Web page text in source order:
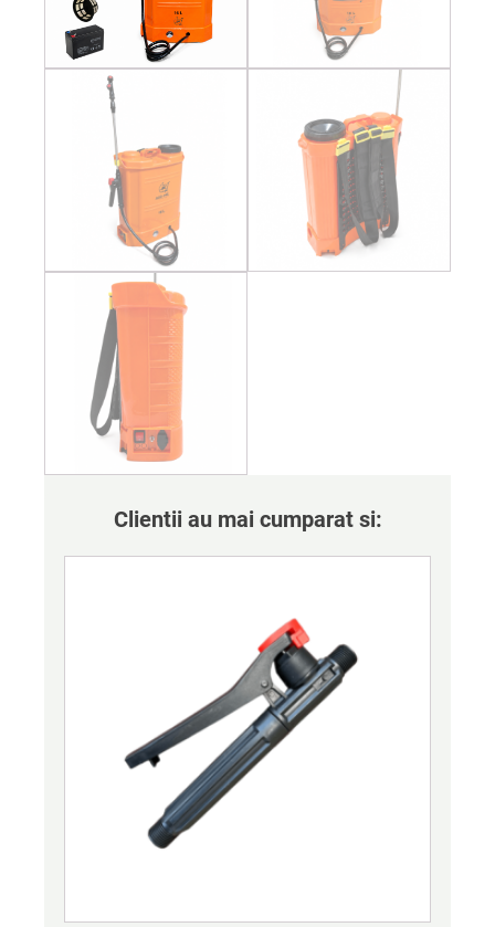
Clientii au mai cumparat si: